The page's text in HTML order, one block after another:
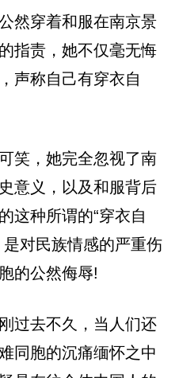
然穿着和服在南京景
指责，她不仅毫无悔
声称自己有穿衣自
笑，她完全忽视了南
意义，以及和服背后
这种所谓的“穿衣自
对民族情感的严重伤
的公然侮辱!
过去不久，当人们还
同胞的沉痛缅怀之中